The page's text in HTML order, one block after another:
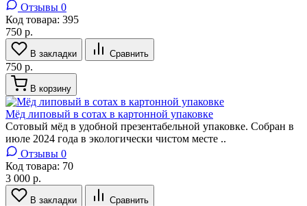
Отзывы 0
Код товара: 395
750 р.
В закладки Сравнить
750 р.
В корзину
Мёд липовый в сотах в картонной упаковке
Сотовый мёд в удобной презентабельной упаковкe. Собpан в
июле 2024 года в экологически чистом месте ..
Отзывы 0
Код товара: 70
3 000 р.
В закладки Сравнить